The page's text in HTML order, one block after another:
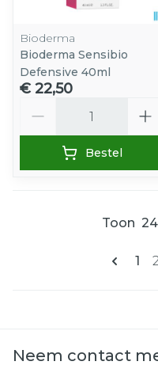
Bioderma
Bioderma Sensibio
Defensive 40ml
€ 22,50
Bestel
U
1
Toon
Neem contact